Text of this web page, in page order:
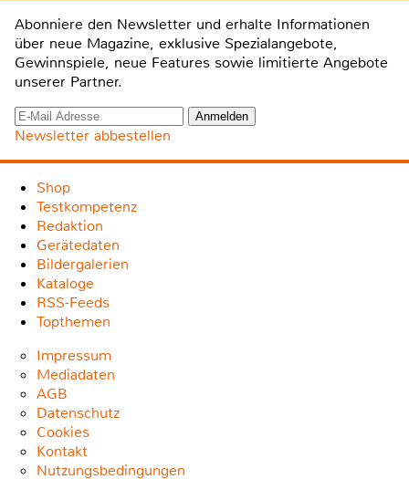
Abonniere den Newsletter und erhalte Informationen
über neue Magazine, exklusive Spezialangebote,
Gewinnspiele, neue Features sowie limitierte Angebote
unserer Partner.
Newsletter abbestellen
Shop
Testkompetenz
Redaktion
Gerätedaten
Bildergalerien
Kataloge
RSS-Feeds
Topthemen
Impressum
Mediadaten
AGB
Datenschutz
Cookies
Kontakt
Nutzungsbedingungen